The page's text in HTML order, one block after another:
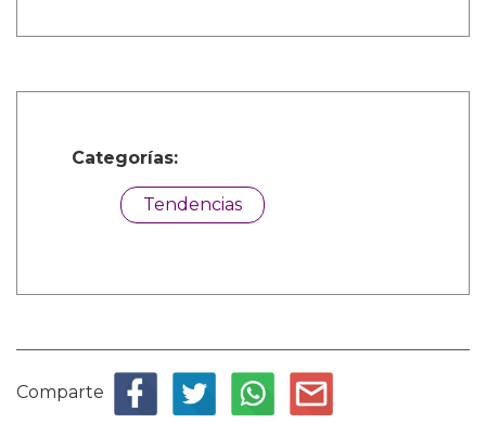
Categorías:
Tendencias
Comparte